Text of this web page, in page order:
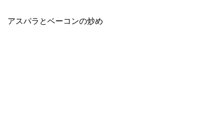
アスパラとベーコンの炒め